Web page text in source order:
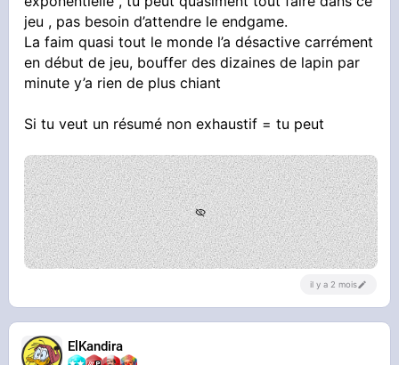
jeu , pas besoin d’attendre le endgame.
La faim quasi tout le monde l’a désactive carrément
en début de jeu, bouffer des dizaines de lapin par
minute y’a rien de plus chiant
Si tu veut un résumé non exhaustif = tu peut
il y a 2 mois
ElKandira